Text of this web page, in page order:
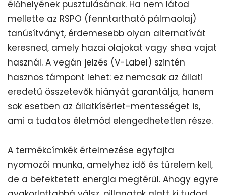
élőhelyének pusztulásának. Ha nem látod
mellette az RSPO (fenntartható pálmaolaj)
tanúsítványt, érdemesebb olyan alternatívát
keresned, amely hazai olajokat vagy shea vajat
használ. A vegán jelzés (V-Label) szintén
hasznos támpont lehet: ez nemcsak az állati
eredetű összetevők hiányát garantálja, hanem
sok esetben az állatkísérlet-mentességet is,
ami a tudatos életmód elengedhetetlen része.
A termékcímkék értelmezése egyfajta
nyomozói munka, amelyhez idő és türelem kell,
de a befektetett energia megtérül. Ahogy egyre